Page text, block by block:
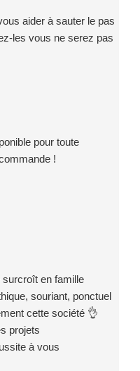
aider à sauter le pas
les vous ne serez pas
pour toute
!
surcroît en famille
souriant, ponctuel
cette société 👌
projets
à vous